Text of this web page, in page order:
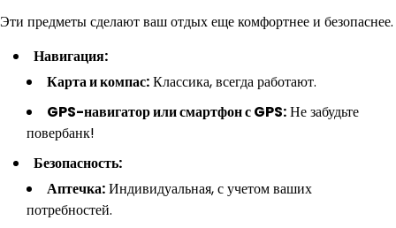
Эти предметы сделают ваш отдых еще комфортнее и безопаснее.
Навигация:
Карта и компас:Классика, всегда работают.
GPS-навигатор или смартфон с GPS:Не забудьте
повербанк!
Безопасность:
Аптечка:Индивидуальная, с учетом ваших
потребностей.